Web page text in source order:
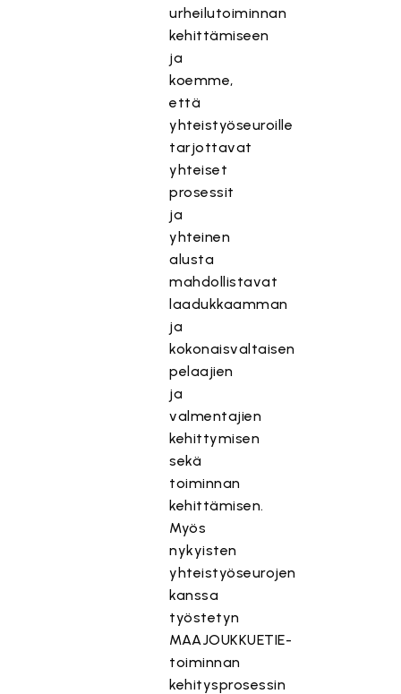
urheilutoiminnan
kehittämiseen
ja
koemme,
että
yhteistyöseuroille
tarjottavat
yhteiset
prosessit
ja
yhteinen
alusta
mahdollistavat
laadukkaamman
ja
kokonaisvaltaisen
pelaajien
ja
valmentajien
kehittymisen
sekä
toiminnan
kehittämisen.
Myös
nykyisten
yhteistyöseurojen
kanssa
työstetyn
MAAJOUKKUETIE-
toiminnan
kehitysprosessin